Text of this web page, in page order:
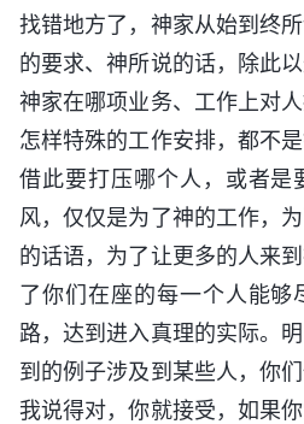
找错地方了，神家从始到终
的要求、神所说的话，除此
神家在哪项业务、工作上对
怎样特殊的工作安排，都不
借此要打压哪个人，或者是
风，仅仅是为了神的工作，
的话语，为了让更多的人来
了你们在座的每一个人能够
路，达到进入真理的实际。
到的例子涉及到某些人，你
我说得对，你就接受，如果